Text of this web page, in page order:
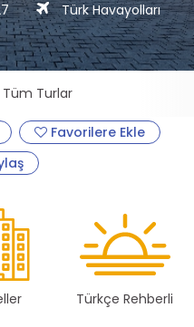
Türk Havayolları
Tüm Turlar
Favorilere Ekle
Türkçe Rehberli